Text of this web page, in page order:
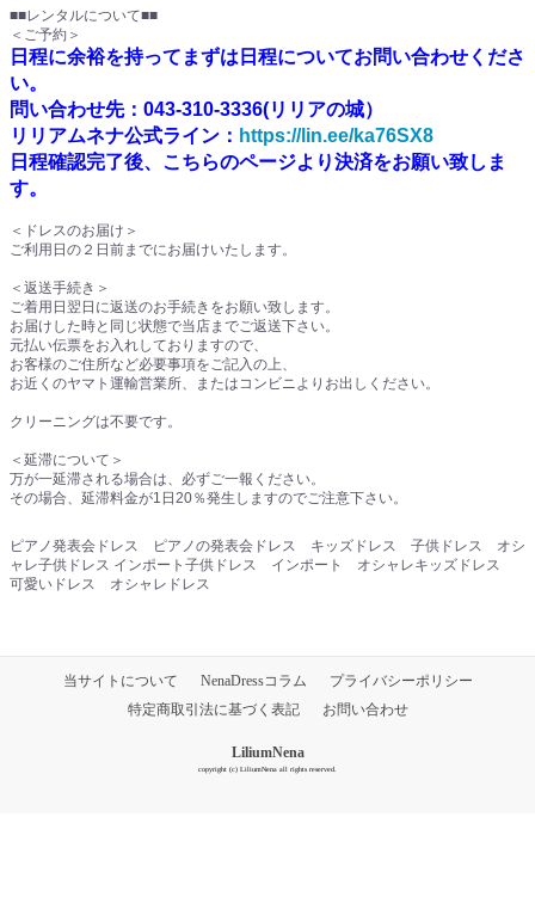
■■レンタルについて■■
＜ご予約＞
日程に余裕を持ってまずは日程についてお問い合わせくださ
い。
問い合わせ先：043-310-3336(リリアの城）
リリアムネナ公式ライン： https://lin.ee/ka76SX8
日程確認完了後、こちらのページより決済をお願い致しま
す。
＜ドレスのお届け＞
ご利用日の２日前までにお届けいたします。
＜返送手続き＞
ご着用日翌日に返送のお手続きをお願い致します。
お届けした時と同じ状態で当店までご返送下さい。
元払い伝票をお入れしておりますので、
お客様のご住所など必要事項をご記入の上、
お近くのヤマト運輸営業所、またはコンビニよりお出しください。
クリーニングは不要です。
＜延滞について＞
万が一延滞される場合は、必ずご一報ください。
その場合、延滞料金が1日20％発生しますのでご注意下さい。
ピアノ発表会ドレス ピアノの発表会ドレス キッズドレス 子供ドレス オシ
ャレ子供ドレス インポート子供ドレス インポート オシャレキッズドレス
可愛いドレス オシャレドレス
当サイトについて NenaDressコラム
プライバシーポリシー
特定商取引法に基づく表記
お問い合わせ
LiliumNena
copyright (c) LiliumNena all rights reserved.